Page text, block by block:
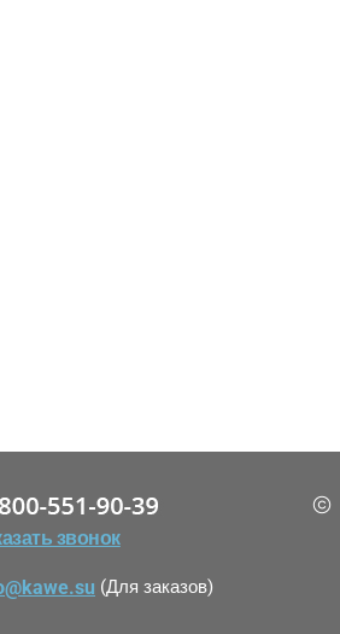
звонок
(Для заказов)